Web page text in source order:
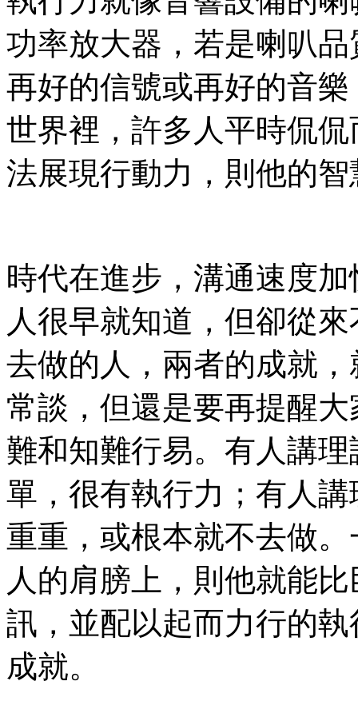
功率放大器，若是喇叭
再好的信號或再好的音
世界裡，許多人平時侃
法展現行動力，則他的
時代在進步，溝通速度
人很早就知道，但卻從
去做的人，兩者的成就
常談，但還是要再提醒
難和知難行易。有人講
單，很有執行力；有人
重重，或根本就不去做
人的肩膀上，則他就能
訊，並配以起而力行的
成就。